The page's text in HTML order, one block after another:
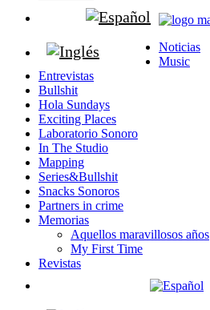
Noticias
Music
Entrevistas
Bullshit
Hola Sundays
Exciting Places
Laboratorio Sonoro
In The Studio
Mapping
Series&Bullshit
Snacks Sonoros
Partners in crime
Memorias
Aquellos maravillosos años
My First Time
Revistas